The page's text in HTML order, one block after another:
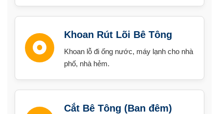
Khoan Rút Lõi Bê Tông
Khoan lỗ đi ống nước, máy lạnh cho nhà
phố, nhà hẻm.
Cắt Bê Tông (Ban đêm)